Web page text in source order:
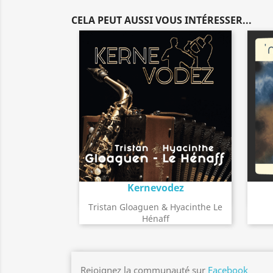
CELA PEUT AUSSI VOUS INTÉRESSER...
Kernevodez
Tristan Gloaguen & Hyacinthe Le
Hénaff
Détail de l'album
Rejoignez la communauté sur Facebook